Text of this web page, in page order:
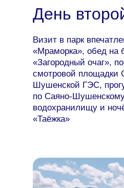
Визит в парк
«Мраморка», обед на
«Загородный очаг»,
смотровой площадки
Шушенской ГЭС,
по Саяно-
водохранилищу и
«Таёжка»
День